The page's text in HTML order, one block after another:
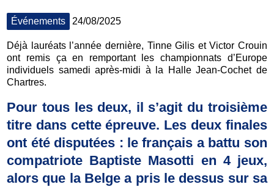
Événements 24/08/2025
Déjà lauréats l’année dernière, Tinne Gilis et Victor Crouin
ont remis ça en remportant les championnats d’Europe
individuels samedi après-midi à la Halle Jean-Cochet de
Chartres.
Pour tous les deux, il s’agit du troisième
titre dans cette épreuve. Les deux finales
ont été disputées : le français a battu son
compatriote Baptiste Masotti en 4 jeux,
alors que la Belge a pris le dessus sur sa